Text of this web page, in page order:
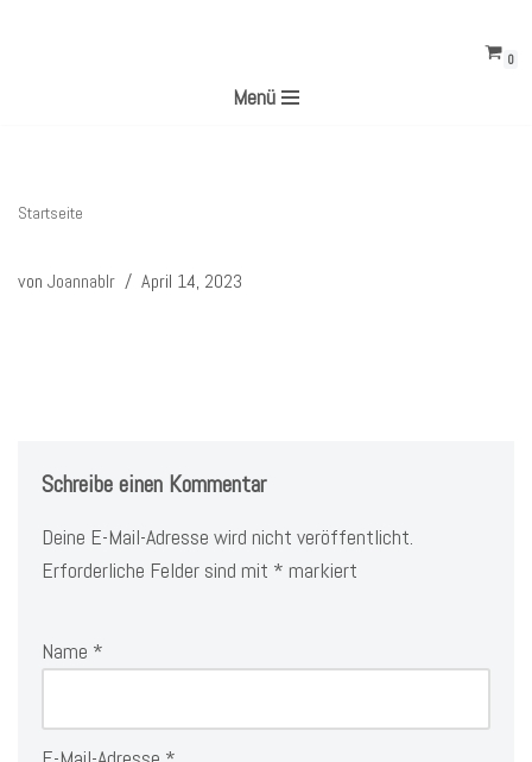
0
Menü
Startseite
von Joannablr April 14, 2023
Schreibe einen Kommentar
Deine E-Mail-Adresse wird nicht veröffentlicht.
Erforderliche Felder sind mit * markiert
Name *